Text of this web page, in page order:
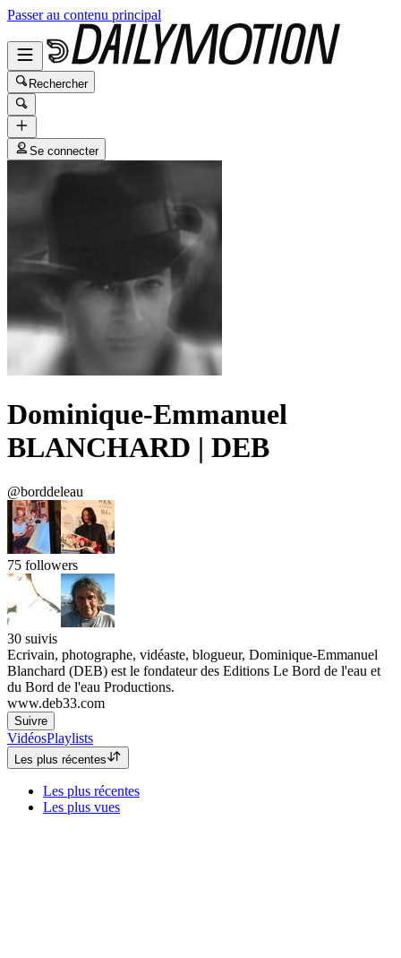
Passer au contenu principal
Rechercher
Se connecter
Dominique-Emmanuel
BLANCHARD | DEB
@borddeleau
75 followers
30 suivis
Ecrivain, photographe, vidéaste, blogueur, Dominique-Emmanuel
Blanchard (DEB) est le fondateur des Editions Le Bord de l'eau et
du Bord de l'eau Productions.
www.deb33.com
Suivre
VidéosPlaylists
Les plus récentes
Les plus récentes
Les plus vues